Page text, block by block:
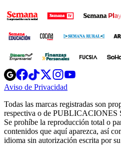
Opens
in
new
Opens
in
new
Opens
in
new
window
Opens
new
windowwindow
Aviso de Privacidad
new
window
Todas las marcas registradas son
respectiva o de
Se prohíbe la reproducción total o
contenidos que aquí aparezca, así
idioma sin autorización escrita por